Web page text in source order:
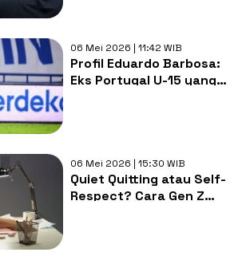
06 Mei 2026 | 11:42 WIB
Profil Eduardo Barbosa:
Eks Portugal U-15 yang
06 Mei 2026 | 15:30 WIB
Quiet Quitting atau Self-
Respect? Cara Gen Z